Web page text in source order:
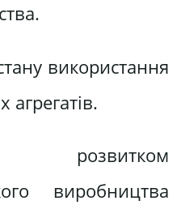
використання
виробництва